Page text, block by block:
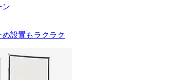
設置もラクラク